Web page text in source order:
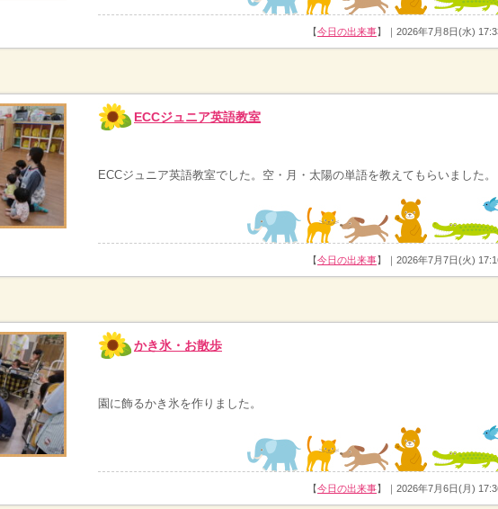
【今日の出来事】｜2026年7月8日(水)
ECCジュニア英語教室
ECCジュニア英語教室でした。空・月・太陽の単語を教えてもらいました。
【今日の出来事】｜2026年7月7日(火)
かき氷・お散歩
園に飾るかき氷を作りました。
【今日の出来事】｜2026年7月6日(月)